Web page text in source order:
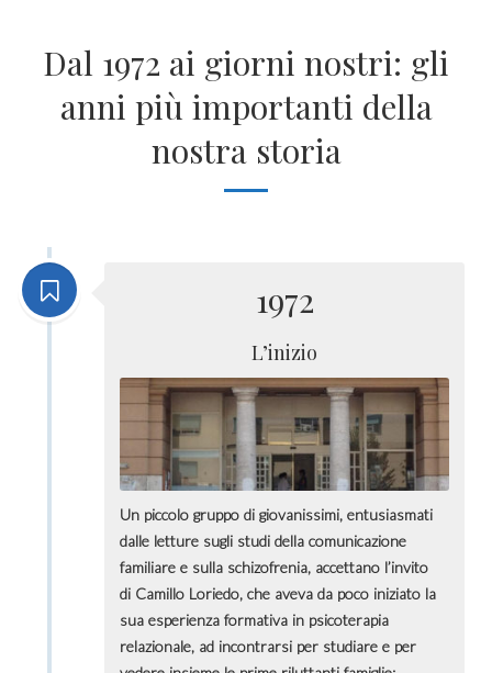
Dal 1972 ai giorni nostri: gli
anni più importanti della
nostra storia
1972
L’inizio
Un piccolo gruppo di giovanissimi, entusiasmati
dalle letture sugli studi della comunicazione
familiare e sulla schizofrenia, accettano l’invito
di Camillo Loriedo, che aveva da poco iniziato la
sua esperienza formativa in psicoterapia
relazionale, ad incontrarsi per studiare e per